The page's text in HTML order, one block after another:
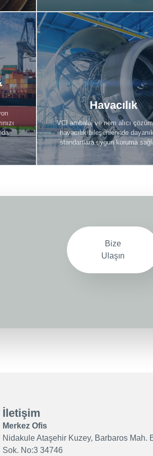
Havacılık
VCI ambalaj ve nem alıcı
havacılık bileşenlerinde
standartlara uygun koruma
Havacılık
Keşfet
Bize
Ulaşın
İletişim
Merkez Ofis
Nidakule Ataşehir Kuzey, Barbaros Mah.
Sok. No:3 34746